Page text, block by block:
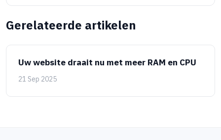
Gerelateerde artikelen
Uw website draait nu met meer RAM en CPU
21 Sep 2025